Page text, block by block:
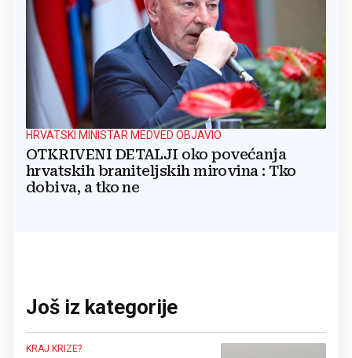
HRVATSKI MINISTAR MEDVED OBJAVIO
OTKRIVENI DETALJI oko povećanja
hrvatskih braniteljskih mirovina : Tko
dobiva, a tko ne
Još iz kategorije
KRAJ KRIZE?